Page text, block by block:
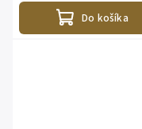
Do košíka